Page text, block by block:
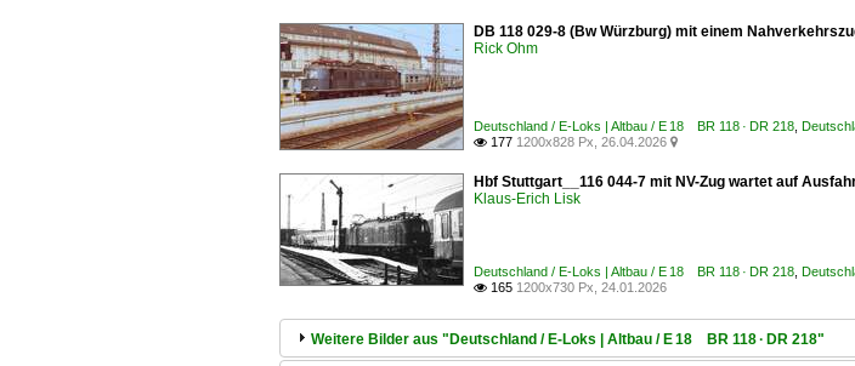
DB 118 029-8 (Bw Würzburg) mit einem
Rick Ohm
Deutschland / E-Loks | Altbau / E 18 BR 118 · DR 218
 177 1200x828 Px, 26.04.2026 
Hbf Stuttgart__116 044-7 mit NV-Zug wartet auf
Klaus-Erich Lisk
Deutschland / E-Loks | Altbau / E 18 BR 118 · DR 218
 165 1200x730 Px, 24.01.2026
Weitere Bilder aus "Deutschland / E-Loks | Altbau / E 18 BR 118 · DR 218"